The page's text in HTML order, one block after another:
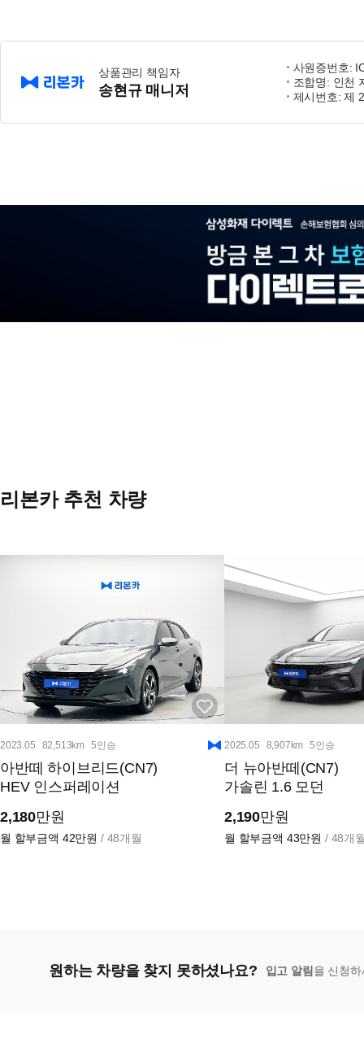
상품관리 책임자
송현규 매니저
사원증번호:
조합명: 인천
제시번호: 제
리본카 추천 차량
2023.05 82,513km 5인승
아반떼 하이브리드(CN7)
HEV 인스퍼레이션
2,180만원
월 할부금액 42만원 / 48개월
2025.05 8,907km 5인승
더 뉴아반떼(CN7)
가솔린 1.6 모던
2,190만원
월 할부금액 43만원 / 48개
원하는 차량을 찾지 못하셨나요? 입고 알림 을 신청